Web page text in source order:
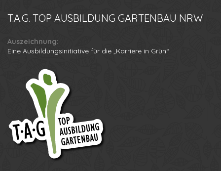
T.A.G. TOP AUSBILDUNG GARTENBAU NRW
Auszeichnung:
Eine Ausbildungsinitiative für die „Karriere in Grün“